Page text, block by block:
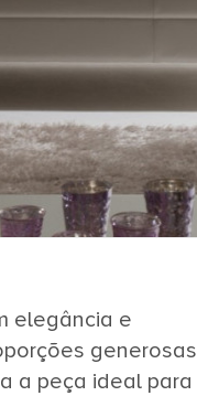
elegância e
generosas
a peça ideal para